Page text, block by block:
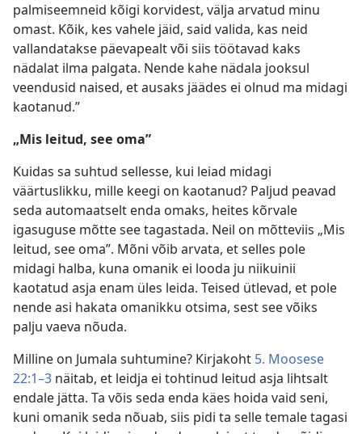
palmiseemneid kõigi korvidest, välja arvatud minu
omast. Kõik, kes vahele jäid, said valida, kas neid
vallandatakse päevapealt või siis töötavad kaks
nädalat ilma palgata. Nende kahe nädala jooksul
veendusid naised, et ausaks jäädes ei olnud ma midagi
kaotanud.”
„Mis leitud, see oma”
Kuidas sa suhtud sellesse, kui leiad midagi
väärtuslikku, mille keegi on kaotanud? Paljud peavad
seda automaatselt enda omaks, heites kõrvale
igasuguse mõtte see tagastada. Neil on mõtteviis „Mis
leitud, see oma”. Mõni võib arvata, et selles pole
midagi halba, kuna omanik ei looda ju niikuinii
kaotatud asja enam üles leida. Teised ütlevad, et pole
nende asi hakata omanikku otsima, sest see võiks
palju vaeva nõuda.
Milline on Jumala suhtumine? Kirjakoht 5. Moosese
22:1–3 näitab, et leidja ei tohtinud leitud asja lihtsalt
endale jätta. Ta võis seda enda käes hoida vaid seni,
kuni omanik seda nõuab, siis pidi ta selle temale tagasi